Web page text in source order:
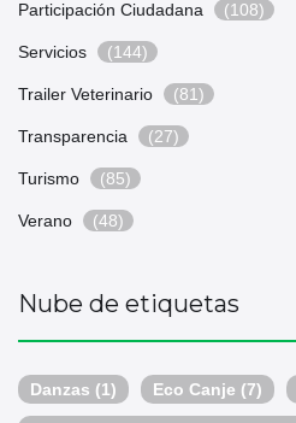
Participación Ciudadana (108)
Servicios (144)
Trailer Veterinario (81)
Transparencia (27)
Turismo (85)
Verano (48)
Nube de etiquetas
Danzas (1) Eco Canje (7)